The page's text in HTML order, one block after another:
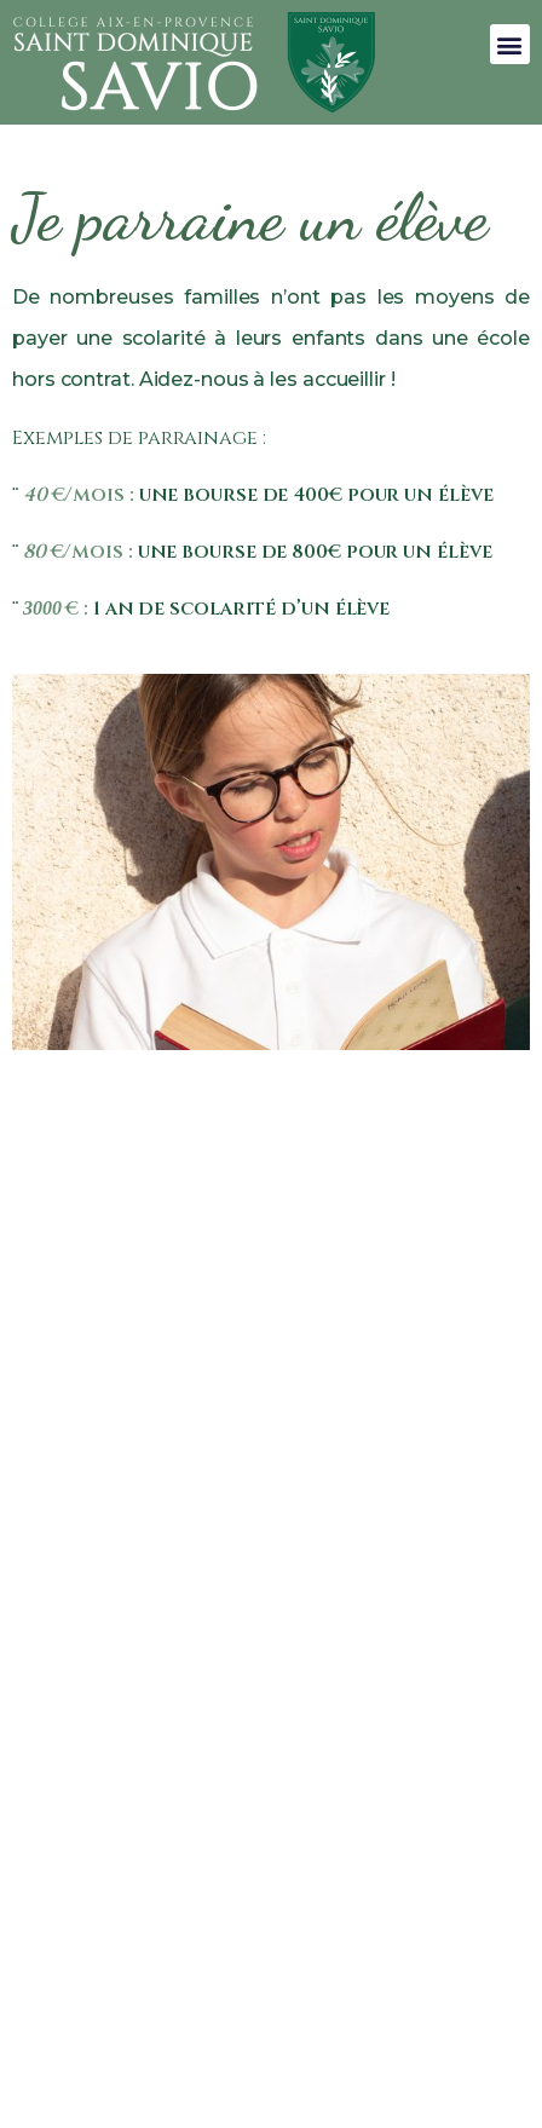
Je parraine un élève
De nombreuses familles n’ont pas les moyens de
payer une scolarité à leurs enfants dans une école
hors contrat. Aidez-nous à les accueillir !
Exemples de parrainage :
¨ 40€/mois : une bourse de 400€ pour un élève
¨ 80€/mois : une bourse de 800€ pour un élève
¨ 3000 € : 1 an de scolarité d’un élève